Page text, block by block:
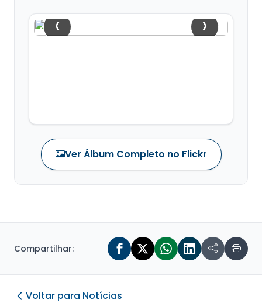
‹ ›
Ver Álbum Completo no Flickr
Compartilhar:
Voltar para Notícias